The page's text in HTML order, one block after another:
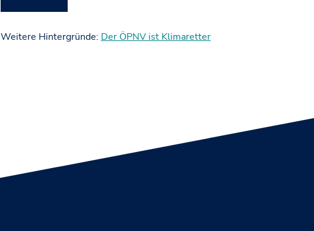
Weitere Hintergründe: Der ÖPNV ist Klimaretter